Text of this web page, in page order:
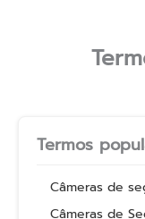
Termos
Câmeras de
Câmeras de